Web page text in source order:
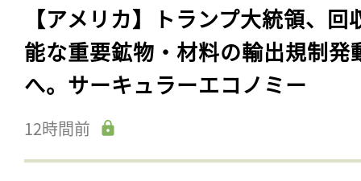
【アメリカ】トランプ大統領、回
能な重要鉱物・材料の輸出規制発
へ。サーキュラーエコノミー
12時間前